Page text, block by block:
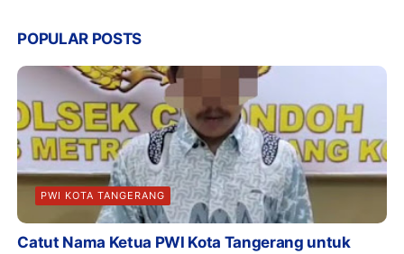
POPULAR POSTS
PWI KOTA TANGERANG
Catut Nama Ketua PWI Kota Tangerang untuk